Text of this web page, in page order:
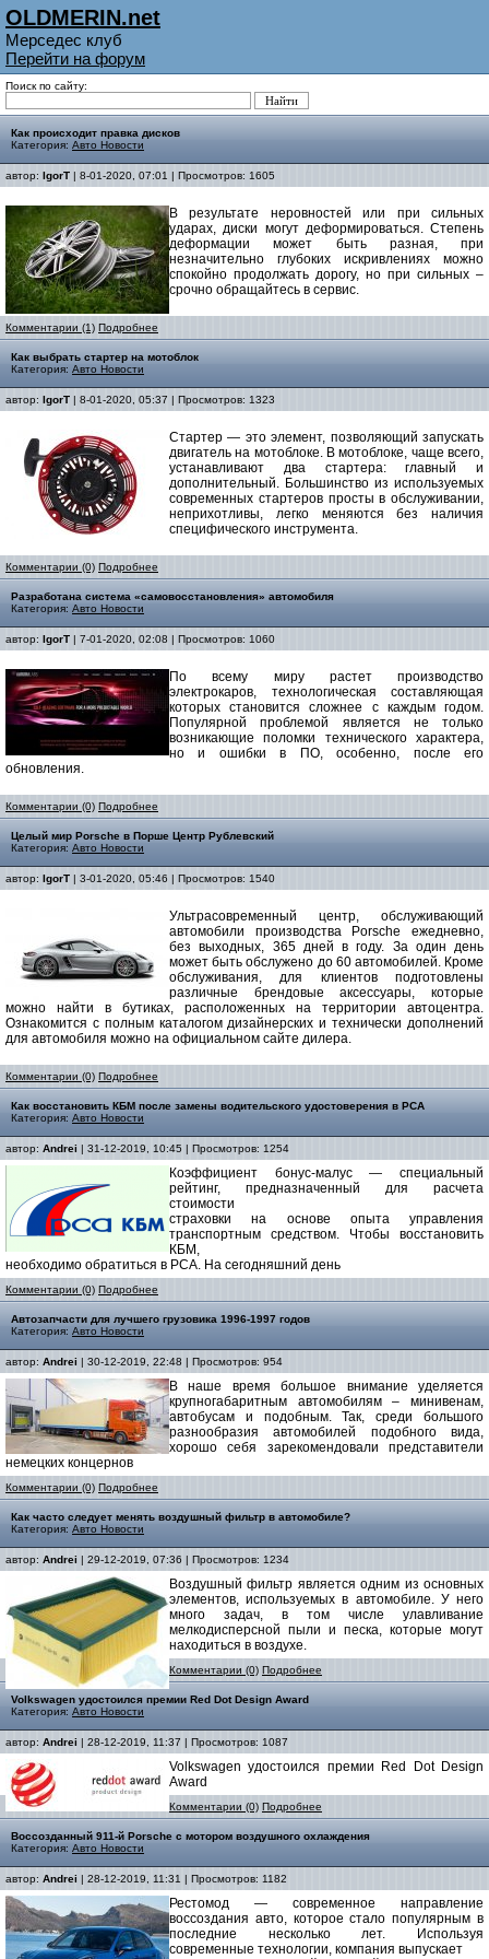
OLDMERIN.net
Мерседес клуб
Перейти на форум
Поиск по сайту:
Как происходит правка дисков
Категория: Авто Новости
автор: IgorT | 8-01-2020, 07:01 | Просмотров: 1605
В результате неровностей или при сильных
ударах, диски могут деформироваться. Степень
деформации может быть разная, при
незначительно глубоких искривлениях можно
спокойно продолжать дорогу, но при сильных –
срочно обращайтесь в сервис.
Комментарии (1) Подробнее
Как выбрать стартер на мотоблок
Категория: Авто Новости
автор: IgorT | 8-01-2020, 05:37 | Просмотров: 1323
Стартер — это элемент, позволяющий запускать
двигатель на мотоблоке. В мотоблоке, чаще всего,
устанавливают два стартера: главный и
дополнительный. Большинство из используемых
современных стартеров просты в обслуживании,
неприхотливы, легко меняются без наличия
специфического инструмента.
Комментарии (0) Подробнее
Разработана система «самовосстановления» автомобиля
Категория: Авто Новости
автор: IgorT | 7-01-2020, 02:08 | Просмотров: 1060
По всему миру растет производство
электрокаров, технологическая составляющая
которых становится сложнее с каждым годом.
Популярной проблемой является не только
возникающие поломки технического характера,
но и ошибки в ПО, особенно, после его
обновления.
Комментарии (0) Подробнее
Целый мир Porsche в Порше Центр Рублевский
Категория: Авто Новости
автор: IgorT | 3-01-2020, 05:46 | Просмотров: 1540
Ультрасовременный центр, обслуживающий
автомобили производства Porsche ежедневно,
без выходных, 365 дней в году. За один день
может быть обслужено до 60 автомобилей. Кроме
обслуживания, для клиентов подготовлены
различные брендовые аксессуары, которые
можно найти в бутиках, расположенных на территории автоцентра.
Ознакомится с полным каталогом дизайнерских и технически дополнений
для автомобиля можно на официальном сайте дилера.
Комментарии (0) Подробнее
Как восстановить КБМ после замены водительского удостоверения в РСА
Категория: Авто Новости
автор: Andrei | 31-12-2019, 10:45 | Просмотров: 1254
Коэффициент бонус-малус — специальный
рейтинг, предназначенный для расчета
стоимости
страховки на основе опыта управления
транспортным средством. Чтобы восстановить
КБМ,
необходимо обратиться в РСА. На сегодняшний день
Комментарии (0) Подробнее
Автозапчасти для лучшего грузовика 1996-1997 годов
Категория: Авто Новости
автор: Andrei | 30-12-2019, 22:48 | Просмотров: 954
В наше время большое внимание уделяется
крупногабаритным автомобилям – минивенам,
автобусам и подобным. Так, среди большого
разнообразия автомобилей подобного вида,
хорошо себя зарекомендовали представители
немецких концернов
Комментарии (0) Подробнее
Как часто следует менять воздушный фильтр в автомобиле?
Категория: Авто Новости
автор: Andrei | 29-12-2019, 07:36 | Просмотров: 1234
Воздушный фильтр является одним из основных
элементов, используемых в автомобиле. У него
много задач, в том числе улавливание
мелкодисперсной пыли и песка, которые могут
находиться в воздухе.
Комментарии (0) Подробнее
Volkswagen удостоился премии Red Dot Design Award
Категория: Авто Новости
автор: Andrei | 28-12-2019, 11:37 | Просмотров: 1087
Volkswagen удостоился премии Red Dot Design
Award
Комментарии (0) Подробнее
Воссозданный 911-й Porsche с мотором воздушного охлаждения
Категория: Авто Новости
автор: Andrei | 28-12-2019, 11:31 | Просмотров: 1182
Рестомод — современное направление
воссоздания авто, которое стало популярным в
последние несколько лет. Используя
современные технологии, компания выпускает